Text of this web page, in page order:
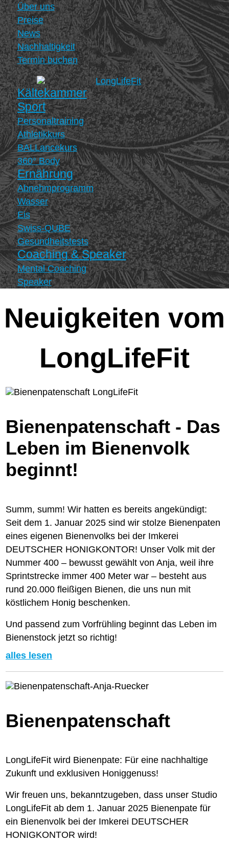
Über uns
Preise
News
Nachhaltigkeit
Termin buchen
Kältekammer
Sport
Personaltraining
Athletikkurs
BALLancekurs
360° Body
Ernährung
Abnehmprogramm
Wasser
Eis
Swiss-QUBE
Gesundheitstests
Coaching & Speaker
Mental Coaching
Speaker
Neuigkeiten vom
LongLifeFit
Bienenpatenschaft - Das
Leben im Bienenvolk
beginnt!
Summ, summ! Wir hatten es bereits angekündigt:
Seit dem 1. Januar 2025 sind wir stolze Bienenpaten
eines eigenen Bienenvolks bei der Imkerei
DEUTSCHER HONIGKONTOR! Unser Volk mit der
Nummer 400 – bewusst gewählt von Anja, weil ihre
Sprintstrecke immer 400 Meter war – besteht aus
rund 20.000 fleißigen Bienen, die uns nun mit
köstlichem Honig beschenken.
Und passend zum Vorfrühling beginnt das Leben im
Bienenstock jetzt so richtig!
alles lesen
Bienenpatenschaft
LongLifeFit wird Bienenpate: Für eine nachhaltige
Zukunft und exklusiven Honiggenuss!
Wir freuen uns, bekanntzugeben, dass unser Studio
LongLifeFit ab dem 1. Januar 2025 Bienenpate für
ein Bienenvolk bei der Imkerei DEUTSCHER
HONIGKONTOR wird!